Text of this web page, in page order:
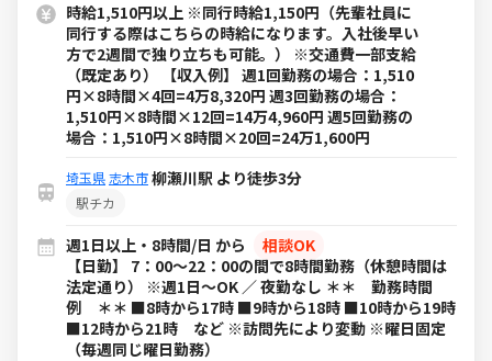
時給1,510円以上 ※同行時給1,150円（先輩社員に
同行する際はこちらの時給になります。入社後早い
方で2週間で独り立ちも可能。） ※交通費一部支給
（既定あり） 【収入例】 週1回勤務の場合：1,510
円×8時間×4回=4万8,320円 週3回勤務の場合：
1,510円×8時間×12回=14万4,960円 週5回勤務の
場合：1,510円×8時間×20回=24万1,600円
埼玉県志木市柳瀬川駅 より徒歩3分
駅チカ
週1日以上・8時間/日 から
相談OK
【日勤】 7：00～22：00の間で8時間勤務（休憩時間は
法定通り） ※週1日～OK ／ 夜勤なし ＊＊ 勤務時間
例 ＊＊ ■8時から17時 ■9時から18時 ■10時から19時
■12時から21時 など ※訪問先により変動 ※曜日固定
（毎週同じ曜日勤務）